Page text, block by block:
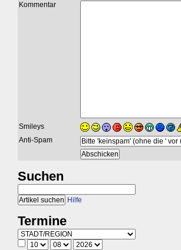
Kommentar
Smileys
Anti-Spam
Suchen
Hilfe
Termine